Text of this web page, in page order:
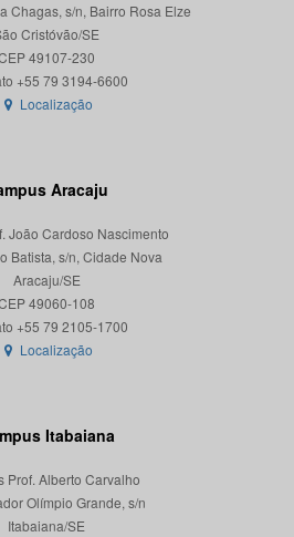
Chagas, s/n, Bairro Rosa Elze
Cristóvão/SE
49107-230
Localização
Aracaju
João Cardoso Nascimento
Batista, s/n, Cidade Nova
Aracaju/SE
49060-108
Localização
Itabaiana
Prof. Alberto Carvalho
Olímpio Grande, s/n
Itabaiana/SE